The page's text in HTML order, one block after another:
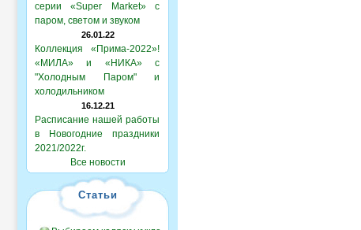
серии «Super Market» с
паром, светом и звуком
26.01.22
Коллекция «Прима-2022»!
«МИЛА» и «НИКА» с
"Холодным Паром" и
холодильником
16.12.21
Расписание нашей работы
в Новогодние праздники
2021/2022г.
Все новости
Статьи